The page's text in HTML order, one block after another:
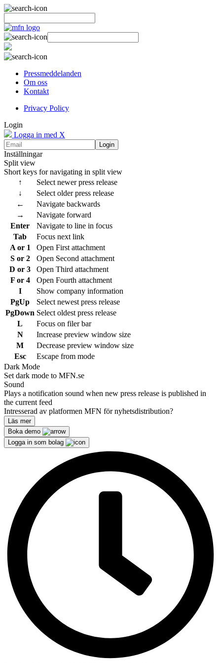
Pressmeddelanden
Om oss
Kontakt
Privacy Policy
Login
Logga in med X
Login
Inställningar
Split view
Short keys for navigating in split view
↑
Select newer press release
↓
Select older press release
←
Navigate backwards
→
Navigate forward
Enter
Navigate to line in focus
Tab
Focus next link
A or 1
Open First attachment
S or 2
Open Second attachment
D or 3
Open Third attachment
F or 4
Open Fourth attachment
I
Show company information
PgUp
Select newest press release
PgDown Select oldest press release
L
Focus on filer bar
N
Increase preview window size
M
Decrease preview window size
Esc
Escape from mode
Dark Mode
Set dark mode to MFN.se
Sound
Plays a notification sound when new press release is published in
the current feed
Intresserad av platformen MFN för nyhetsdistribution?
Läs mer
Boka demo
Logga in som bolag